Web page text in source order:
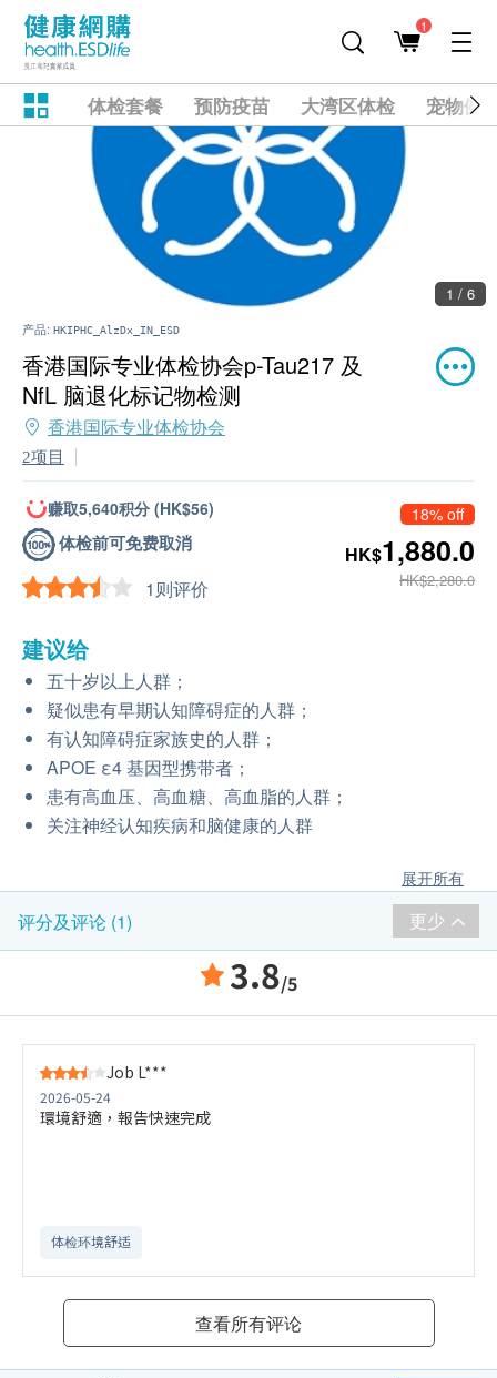
1
体检套餐 预防疫苗 大湾区体检 宠物健
1 / 6
产品: HKIPHC_AlzDx_IN_ESD
香港国际专业体检协会p-Tau217 及
NfL 脑退化标记物检测
香港国际专业体检协会
2项目
赚取5,640积分 (HK$56)
体检前可免费取消
1则评价
18% off
HK$1,880.0
HK$2,280.0
建议给
五十岁以上人群；
疑似患有早期认知障碍症的人群；
有认知障碍症家族史的人群；
APOE ε4 基因型携带者；
患有高血压、高血糖、高血脂的人群；
关注神经认知疾病和脑健康的人群
展开所有
评分及评论 (1) 更少
3.8/5
Job L***
2026-05-24
環境舒適，報告快速完成
体检环境舒适​
查看所有评论